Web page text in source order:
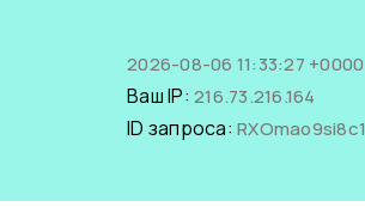
2026-08-06 11:33:27 +0000
Ваш IP: 216.73.216.164
ID запроса: RXOmao9si8c1